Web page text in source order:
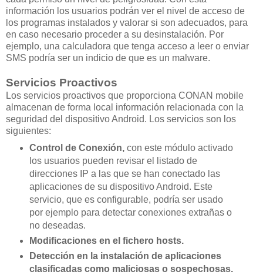
información los usuarios podrán ver el nivel de acceso de
los programas instalados y valorar si son adecuados, para
en caso necesario proceder a su desinstalación. Por
ejemplo, una calculadora que tenga acceso a leer o enviar
SMS podría ser un indicio de que es un malware.
Servicios Proactivos
Los servicios proactivos que proporciona CONAN mobile
almacenan de forma local información relacionada con la
seguridad del dispositivo Android. Los servicios son los
siguientes:
Control de Conexión,con este módulo activado
los usuarios pueden revisar el listado de
direcciones IP a las que se han conectado las
aplicaciones de su dispositivo Android. Este
servicio, que es configurable, podría ser usado
por ejemplo para detectar conexiones extrañas o
no deseadas.
Modificaciones en el fichero hosts.
Detección en la instalación de aplicaciones
clasificadas como maliciosas o sospechosas.